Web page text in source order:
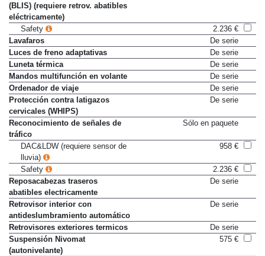
(BLIS) (requiere retrov. abatibles
eléctricamente)
Safety
2.236 €
Lavafaros
De serie
Luces de freno adaptativas
De serie
Luneta térmica
De serie
Mandos multifunción en volante
De serie
Ordenador de viaje
De serie
Protección contra latigazos
cervicales (WHIPS)
De serie
Reconocimiento de señales de
tráfico
Sólo en paquete
DAC&LDW (requiere sensor de
lluvia)
958 €
Safety
2.236 €
Reposacabezas traseros
abatibles electricamente
De serie
Retrovisor interior con
antideslumbramiento automático
De serie
Retrovisores exteriores termicos
De serie
Suspensión Nivomat
(autonivelante)
575 €